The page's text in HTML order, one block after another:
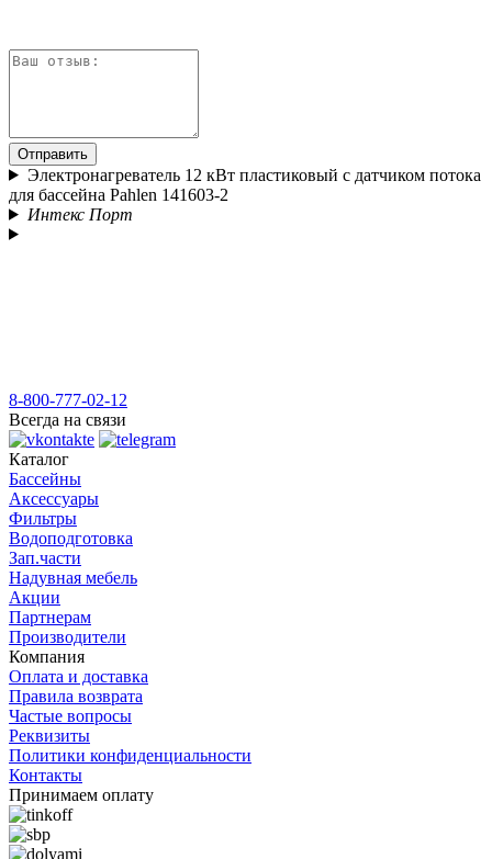
Отправить
Электронагреватель 12 кВт пластиковый с датчиком потока
для бассейна Pahlen 141603-2
Интекс Порт
8-800-777-02-12
Всегда на связи
Каталог
Бассейны
Аксессуары
Фильтры
Водоподготовка
Зап.части
Надувная мебель
Акции
Партнерам
Производители
Компания
Оплата и доставка
Правила возврата
Частые вопросы
Реквизиты
Политики конфиденциальности
Контакты
Принимаем оплату